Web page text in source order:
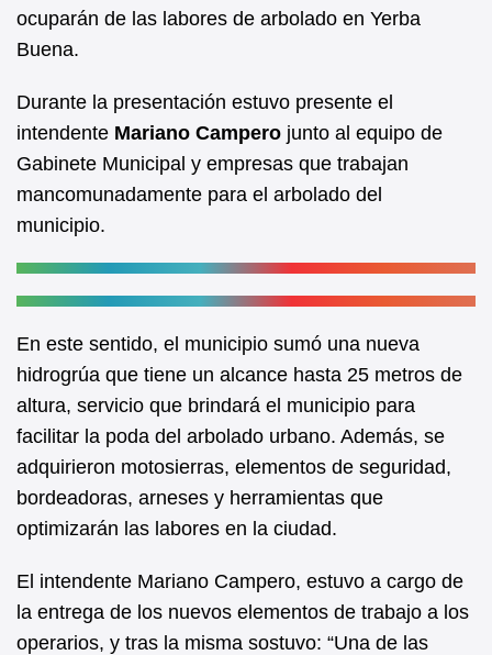
ocuparán de las labores de arbolado en Yerba
Buena.
Durante la presentación estuvo presente el
intendente Mariano Campero junto al equipo de
Gabinete Municipal y empresas que trabajan
mancomunadamente para el arbolado del
municipio.
En este sentido, el municipio sumó una nueva
hidrogrúa que tiene un alcance hasta 25 metros de
altura, servicio que brindará el municipio para
facilitar la poda del arbolado urbano. Además, se
adquirieron motosierras, elementos de seguridad,
bordeadoras, arneses y herramientas que
optimizarán las labores en la ciudad.
El intendente Mariano Campero, estuvo a cargo de
la entrega de los nuevos elementos de trabajo a los
operarios, y tras la misma sostuvo: “Una de las